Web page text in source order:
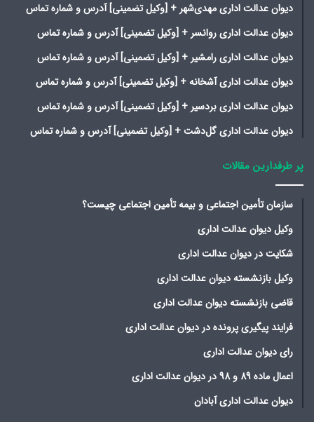
دیوان عدالت اداری مهدی‌شهر + [وکیل تضمینی] آدرس و شماره تماس
دیوان عدالت اداری روانسر + [وکیل تضمینی] آدرس و شماره تماس
دیوان عدالت اداری رامشیر + [وکیل تضمینی] آدرس و شماره تماس
دیوان عدالت اداری آشخانه + [وکیل تضمینی] آدرس و شماره تماس
دیوان عدالت اداری بردسیر + [وکیل تضمینی] آدرس و شماره تماس
دیوان عدالت اداری گل‌دشت + [وکیل تضمینی] آدرس و شماره تماس
پر طرفدارین مقالات
سازمان تأمین اجتماعی و بیمه تأمین اجتماعی چیست؟
وکیل دیوان عدالت اداری
شکایت در دیوان عدالت اداری
وکیل بازنشسته دیوان عدالت اداری
قاضی بازنشسته دیوان عدالت اداری
فرایند پیگیری پرونده در دیوان عدالت اداری
رای دیوان عدالت اداری
اعمال ماده 89 و 98 در دیوان عدالت اداری
دیوان عدالت اداری آبادان